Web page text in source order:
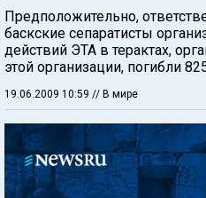
Предположительно,
баскские сепаратисты
действий ЭТА в терактах,
этой организации, погибли
19.06.2009 10:59 // В мире